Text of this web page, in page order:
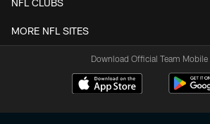
MORE NFL SITES
Download Official Team Mobile